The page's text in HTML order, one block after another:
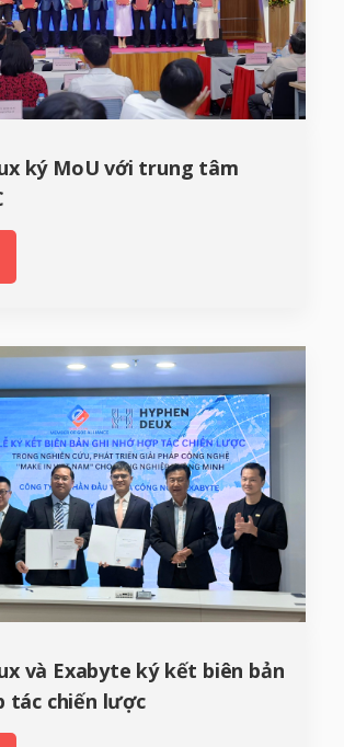
ký MoU với trung tâm
và Exabyte ký kết biên bản
tác chiến lược